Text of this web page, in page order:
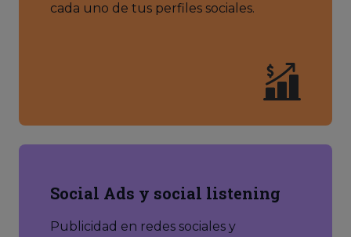
cada uno de tus perfiles sociales.
Social Ads y social listening
Publicidad en redes sociales y